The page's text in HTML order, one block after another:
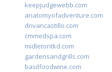
keepjudgewebb.com
anatomyofadventure.com
drivancastillo.com
cmmedspa.com
midletontkd.com
gardensandgrills.com
basilfoodwine.com